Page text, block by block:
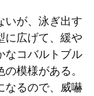
いが、泳ぎ出す
に広げて、緩や
なコバルトブル
模様がある。
なるので、威嚇